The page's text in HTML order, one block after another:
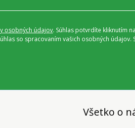
osobných údajov. Súhlas potvrdíte kliknutím
so spracovaním vašich osobných
Všetko o